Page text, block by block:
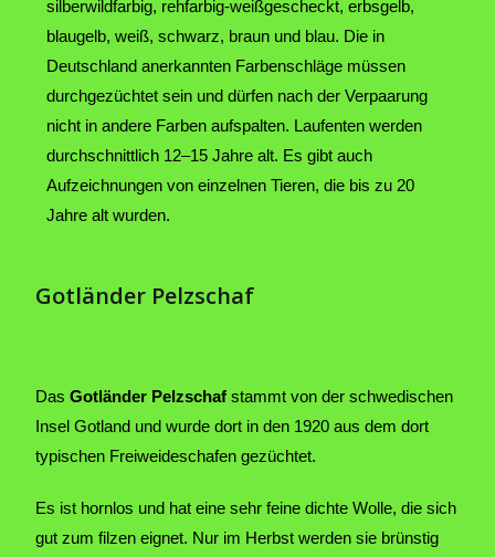
silberwildfarbig, rehfarbig-weißgescheckt, erbsgelb,
blaugelb, weiß, schwarz, braun und blau. Die in
Deutschland anerkannten Farbenschläge müssen
durchgezüchtet sein und dürfen nach der Verpaarung
nicht in andere Farben aufspalten. Laufenten werden
durchschnittlich 12–15 Jahre alt. Es gibt auch
Aufzeichnungen von einzelnen Tieren, die bis zu 20
Jahre alt wurden.
Gotländer Pelzschaf
DasGotländer Pelzschaf stammt von der schwedischen
Insel Gotland und wurde dort in den 1920 aus dem dort
typischen Freiweideschafen gezüchtet.
Es ist hornlos und hat eine sehr feine dichte Wolle, die sich
gut zum filzen eignet. Nur im Herbst werden sie brünstig